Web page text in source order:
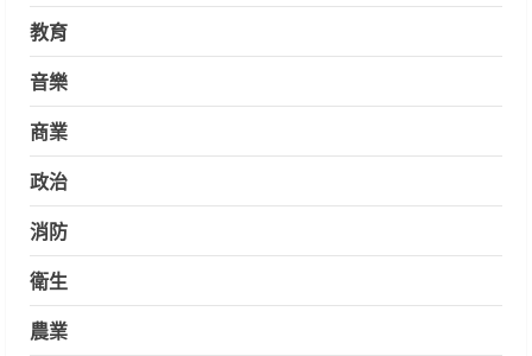
教育
音樂
商業
政治
消防
衛生
農業